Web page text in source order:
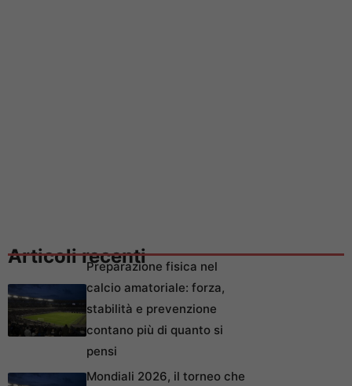
Articoli recentiPreparazione fisica nel
calcio amatoriale: forza,
stabilità e prevenzione
contano più di quanto si
pensi
Mondiali 2026, il torneo che